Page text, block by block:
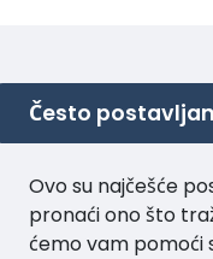
Često
Ovo su najčešće
pronaći ono što
ćemo vam pomoći